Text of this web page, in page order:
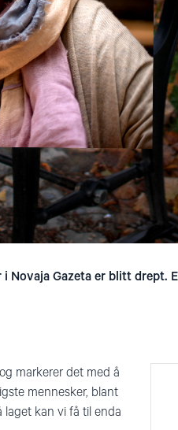
Novaja Gazeta er blitt drept.
markerer det med å
mennesker, blant
laget kan vi få til enda